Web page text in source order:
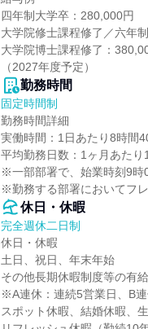
四年制大学卒：280,000円
大学院修士課程修了／六年
大学院博士課程修了：
（2027年度予定）
勤務時間
固定時間制
勤務時間詳細
実働時間：1日あたり8時間
平均勤務日数：1ヶ月あたり
※一部部署で、始業時刻9時
※勤務する部署においてフ
休日・休暇
完全週休二日制
休日・休暇
土日、祝日、年末年始
その他長期休暇制度等の有
※A連休：連続5営業日、B
スポット休暇、結婚休暇、